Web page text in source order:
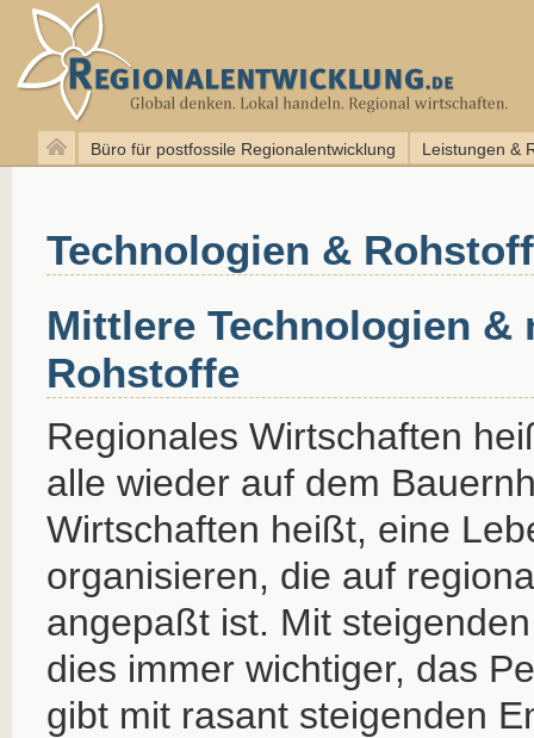
Büro für postfossile Regionalentwicklung Leistungen &
Technologien &
Mittlere Technologien &
Rohstoffe
Regionales Wirtschaften
alle wieder auf dem
Wirtschaften heißt, eine
organisieren, die auf
angepaßt ist. Mit
dies immer wichtiger, das
gibt mit rasant steigenden